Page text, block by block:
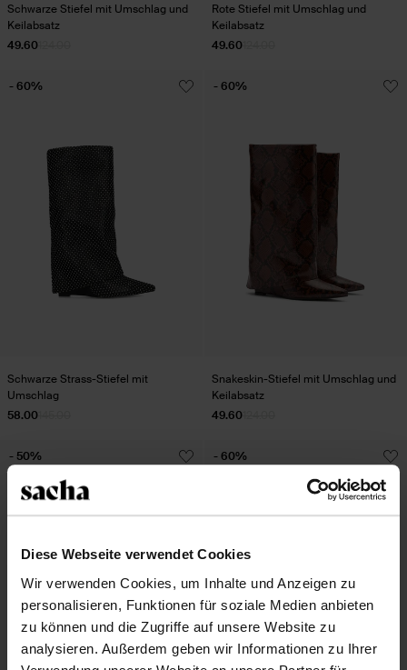
Diese Webseite verwendet Cookies
Wir verwenden Cookies, um Inhalte und Anzeigen zu
personalisieren, Funktionen für soziale Medien anbieten
zu können und die Zugriffe auf unsere Website zu
analysieren. Außerdem geben wir Informationen zu Ihrer
Schwarze Stiefel mit Umschlag und
Keilabsatz
49.60
Rote Stiefel mit Umschlag und
Keilabsatz
49.60
Schwarze Strass-Stiefel mit
Umschlag
58.00
- 60%
Snakeskin-Stiefel mit Umschlag und
Keilabsatz
49.60
- 60%
- 50% - 60%